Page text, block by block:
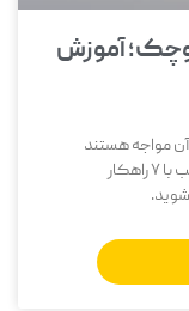
آموزش
مواجه هستند
مدیریت مالی و امور حسابداری است. در این مطلب با 7 راهکار